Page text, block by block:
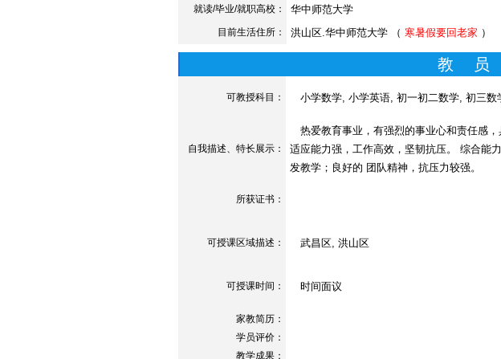
就读/毕业/就职高校： 华中师范大学
目前生活住所： 洪山区.华中师范大学 （ 寒暑假要回老家 ）
教
可教授科目： 小学数学, 小学英语, 初一初二数学, 初三数
自我描述、特长展示 ：
热爱教育事业，有强烈的事业心和责任感，
适应能力强，工作高效，坚韧抗压。 综合能
发教学；良好的 团队精神，抗压力较强。
所获证书 ：
可授课区域描述： 武昌区, 洪山区
可授课时间： 时间面议
家教简历：
学员评价：
教学成果：